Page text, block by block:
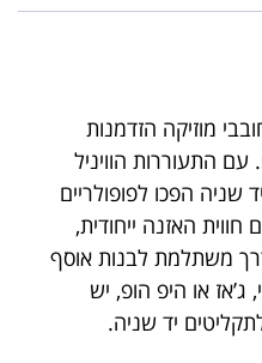
מוזיקה הזדמנות
עם התעוררות הוויניל
שניה הפכו לפופולריים
האזנה ייחודית,
משתלמת לבנות אוסף
או היפ הופ, יש
יד שניה.